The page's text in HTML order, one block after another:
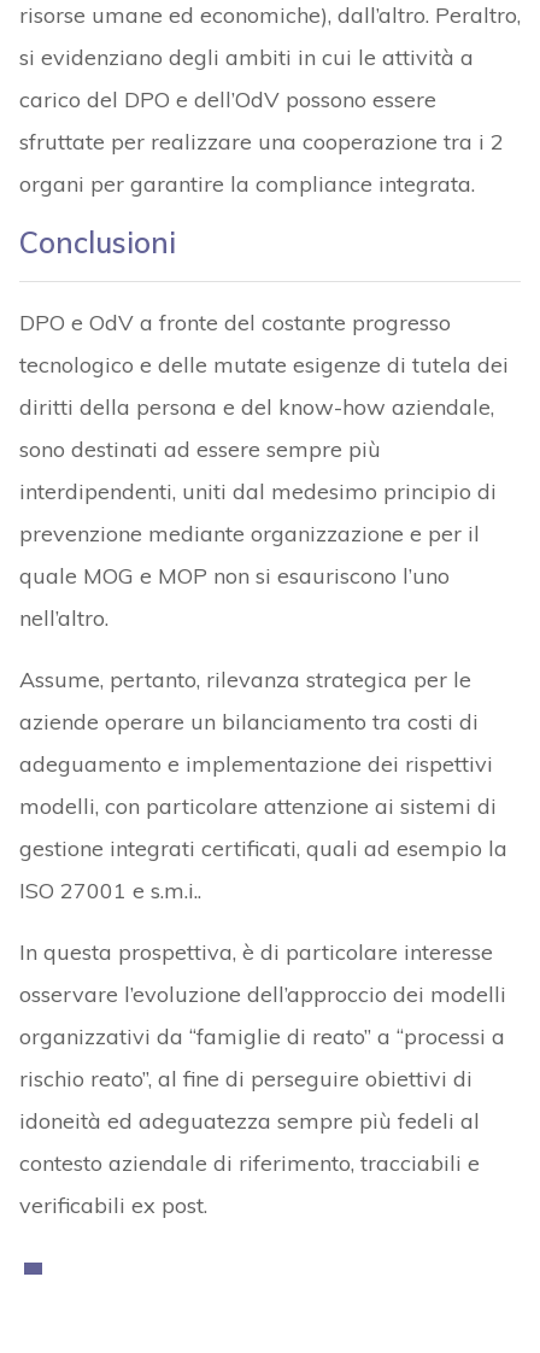
risorse umane ed economiche), dall’altro. Peraltro,
si evidenziano degli ambiti in cui le attività a
carico del DPO e dell’OdV possono essere
sfruttate per realizzare una cooperazione tra i 2
organi per garantire la compliance integrata.
Conclusioni
DPO e OdV a fronte del costante progresso
tecnologico e delle mutate esigenze di tutela dei
diritti della persona e del know-how aziendale,
sono destinati ad essere sempre più
interdipendenti, uniti dal medesimo principio di
prevenzione mediante organizzazione e per il
quale MOG e MOP non si esauriscono l’uno
nell’altro.
Assume, pertanto, rilevanza strategica per le
aziende operare un bilanciamento tra costi di
adeguamento e implementazione dei rispettivi
modelli, con particolare attenzione ai sistemi di
gestione integrati certificati, quali ad esempio la
ISO 27001 e s.m.i..
In questa prospettiva, è di particolare interesse
osservare l’evoluzione dell’approccio dei modelli
organizzativi da “famiglie di reato” a “processi a
rischio reato”, al fine di perseguire obiettivi di
idoneità ed adeguatezza sempre più fedeli al
contesto aziendale di riferimento, tracciabili e
verificabili ex post.